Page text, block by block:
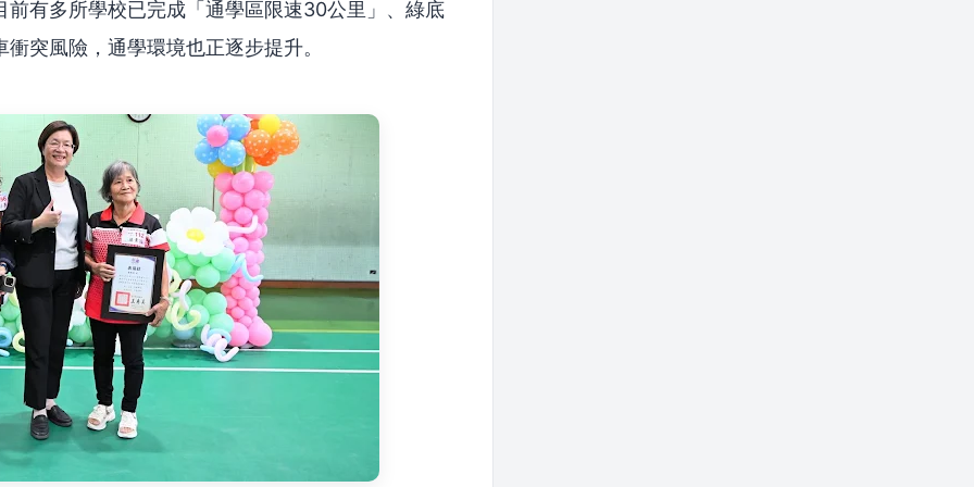
有多所學校已完成「通學區限速30公里」、綠底
突風險，通學環境也正逐步提升。